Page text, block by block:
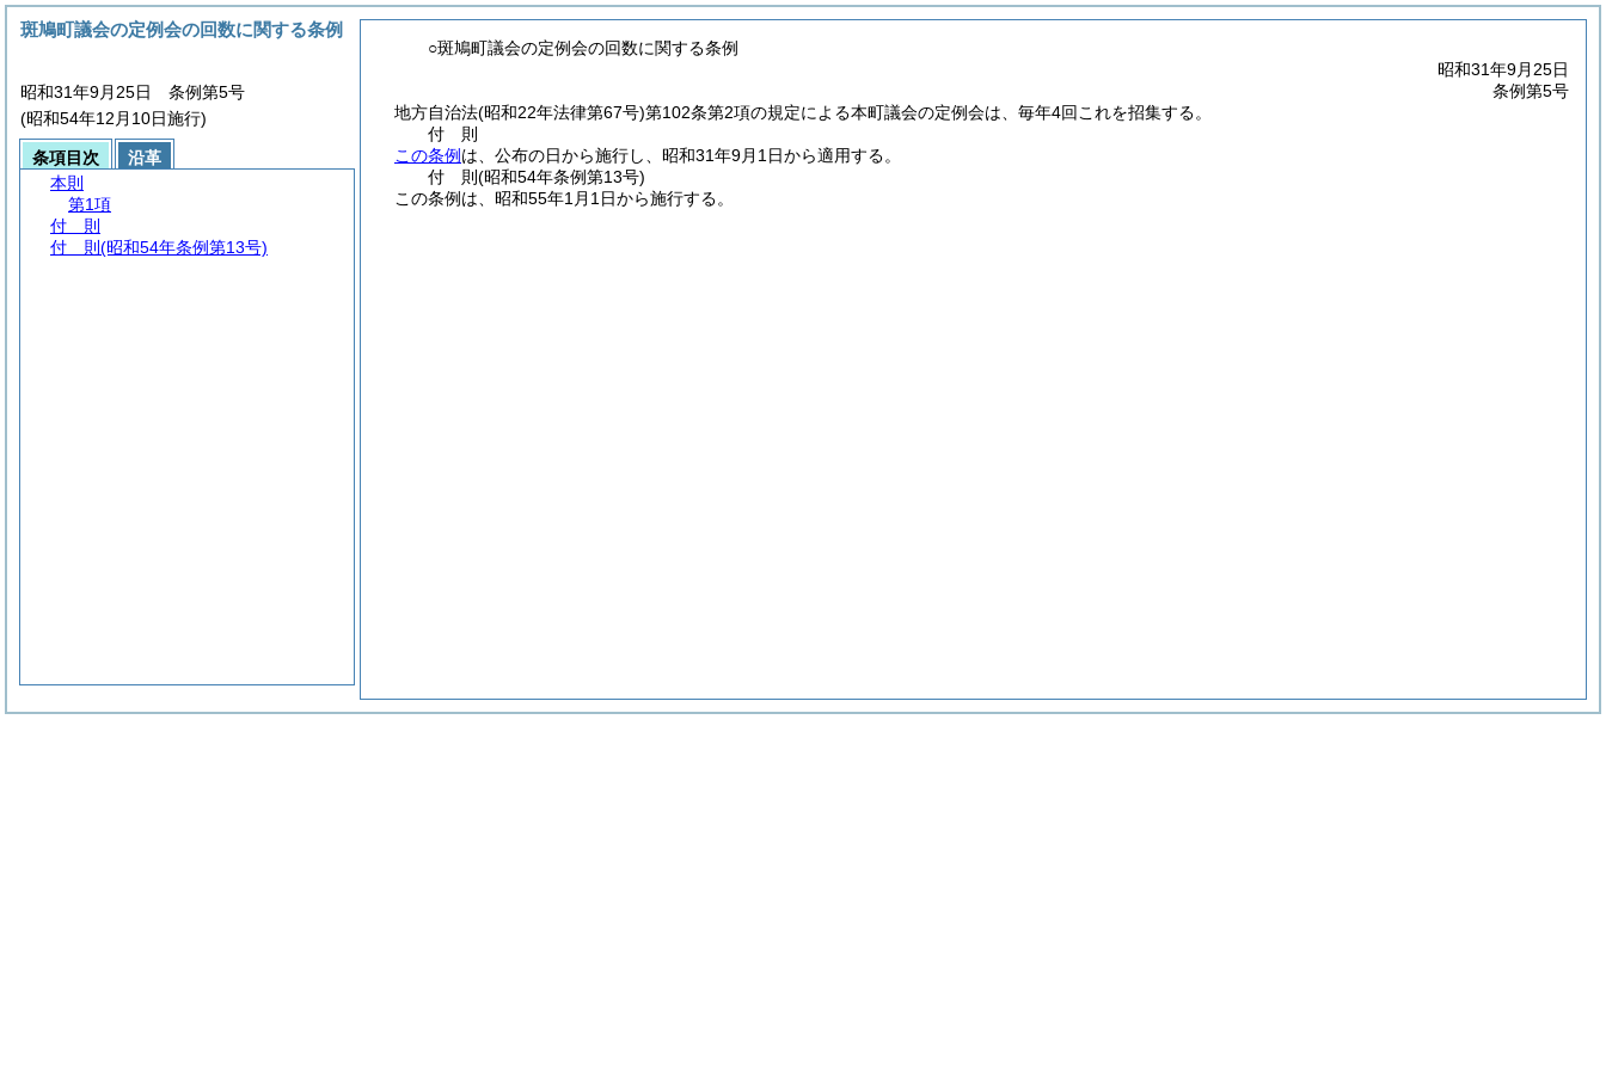
○斑鳩町議会の定例会の回数に関する条例
昭和31年9月25日
条例第5号
地方自治法(昭和22年法律第67号)第102条第2項の規定による本町議会の定例会は、毎年4回これを招集する。
付 則
この条例 は、公布の日から施行し、昭和31年9月1日から適用する。
付 則(昭和54年条例第13号)
この条例は、昭和55年1月1日から施行する。
斑鳩町議会の定例会の回数に関する条例
昭和31年9月25日 条例第5号
(昭和54年12月10日施行)
条項目次
沿革
本則
第1項
付 則
付 則 (昭和54年条例第13号)